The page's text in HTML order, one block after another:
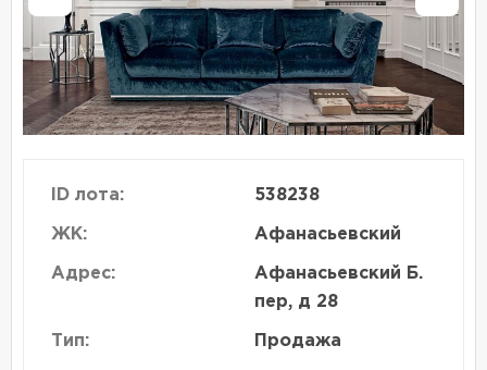
ID лота: 538238
ЖК: Афанасьевский
Адрес:
Афанасьевский Б.
пер, д 28
Тип: Продажа